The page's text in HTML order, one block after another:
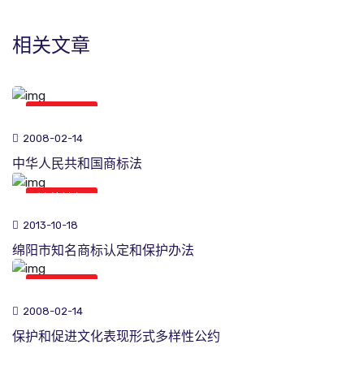
相关文章
2008-02-14
中华人民共和国商标法
2013-10-18
绵阳市知名商标认定和保护办法
2008-02-14
保护和促进文化表现形式多样性公约